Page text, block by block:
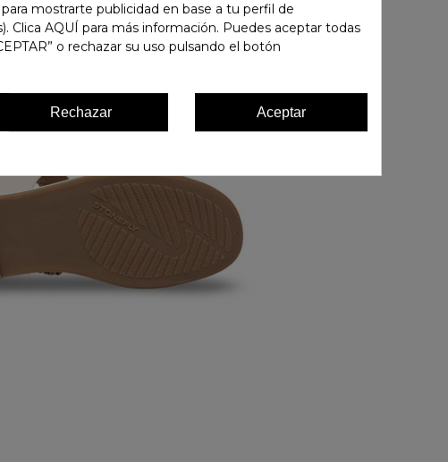
mostrarte publicidad en base a tu perfil de
Clica AQUÍ para más información. Puedes aceptar todas
o rechazar su uso pulsando el botón
Rechazar Aceptar